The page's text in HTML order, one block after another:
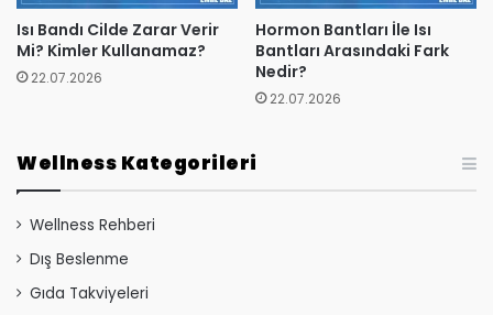
Isı Bandı Cilde Zarar Verir
Mi? Kimler Kullanamaz?
22.07.2026
Hormon Bantları İle Isı
Bantları Arasındaki Fark
Nedir?
22.07.2026
Wellness Kategorileri
Wellness Rehberi
Dış Beslenme
Gıda Takviyeleri